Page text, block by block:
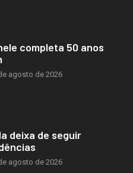
completa 50 anos
agosto de 2026
deixa de seguir
agosto de 2026